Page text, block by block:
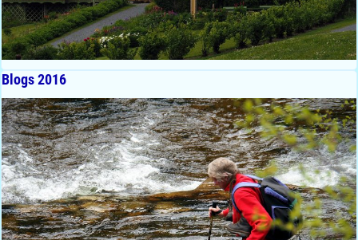
Blogs 2016